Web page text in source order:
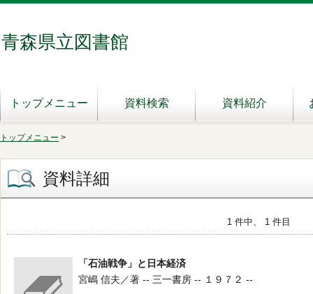
青森県立図書館
トップメニュー 資料検索 資料紹介
トップメニュー >
資料詳細
1 件中、 1 件目
「石油戦争」と日本経済
宮嶋 信夫／著 -- 三一書房 -- １９７２ --